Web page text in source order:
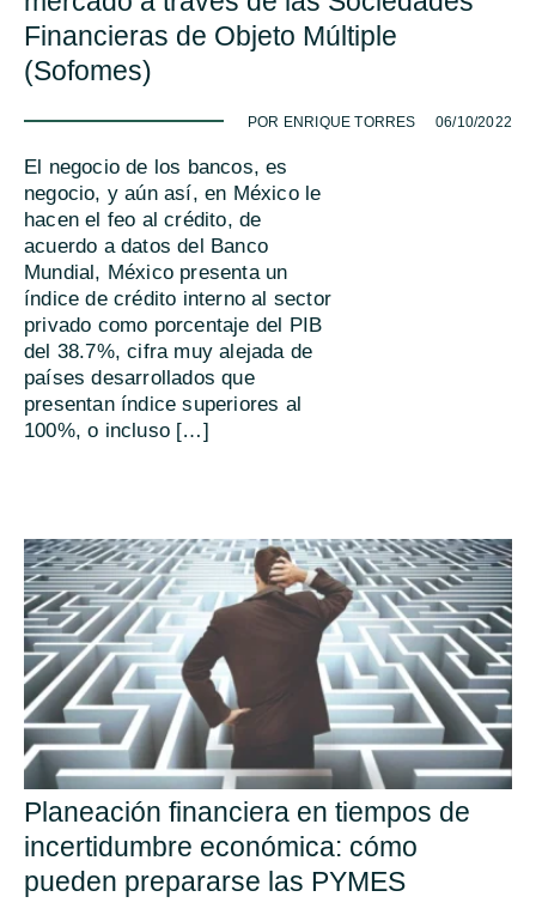
Financieras de Objeto Múltiple
(Sofomes)
- POR ENRIQUE TORRES 06/10/2022
El negocio de los bancos, es
negocio, y aún así, en México le
hacen el feo al crédito, de
acuerdo a datos del Banco
Mundial, México presenta un
índice de crédito interno al sector
privado como porcentaje del PIB
del 38.7%, cifra muy alejada de
países desarrollados que
presentan índice superiores al
100%, o incluso […]
Planeación financiera en tiempos de
incertidumbre económica: cómo
pueden prepararse las PYMES